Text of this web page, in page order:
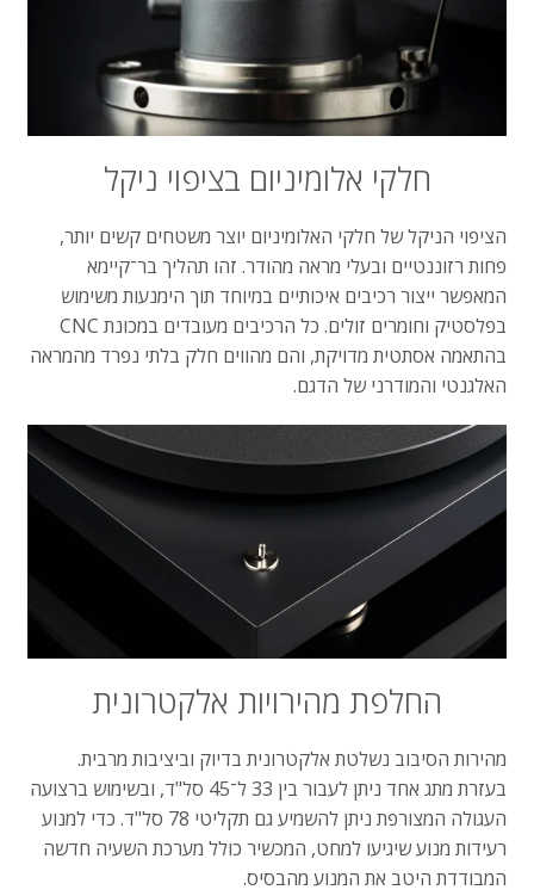
חלקי אלומיניום בציפוי ניקל
הציפוי הניקלשל חלקי האלומיניום יוצר משטחים קשים יותר,
פחות רזוננטיים ובעלי מראה מהודר. זהו תהליך בר־קיימא
המאפשר ייצור רכיבים איכותיים במיוחד תוך הימנעות משימוש
בפלסטיק וחומרים זולים. כל הרכיבים מעובדים במכונת
בהתאמה אסתטית מדויקת, והם מהווים חלק בלתי נפרד מהמראה
האלגנטי והמודרני של הדגם.
החלפת מהירויות אלקטרונית
מהירות הסיבוב נשלטת אלקטרונית בדיוק וביציבות מרבית.
בעזרת מתג אחד ניתן לעבור בין ל־45 סל"ד, ובשימוש ברצועה
העגולה המצורפת ניתן להשמיע גם תקליטי סל"ד. כדי למנוע
רעידות מנועשיגיעו למחט, המכשיר כולל מערכת השעיה חדשה
המבודדת היטב את המנוע מהבסיס.